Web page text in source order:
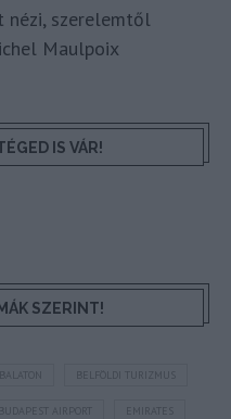
nézi, szerelemtől
Maulpoix
IS VÁR!
SZERINT!
BALATON BELFÖLDI TURIZMUS
BUDAPEST AIRPORT EMIRATES